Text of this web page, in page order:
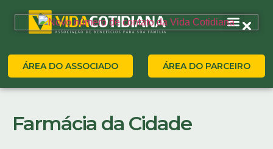
ÁREA DO ASSOCIADO ÁREA DO PARCEIRO
Farmácia da Cidade